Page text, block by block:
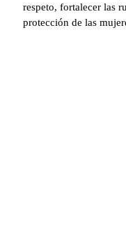
respeto, fortalecer las
protección de las